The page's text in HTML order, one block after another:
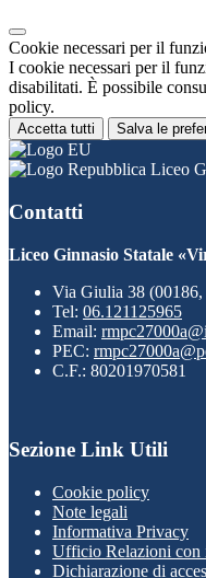
Cookie necessari per il
I cookie necessari per il
disabilitati. È possibile
policy.
Accetta tutti Salva le
Liceo
Contatti
Liceo Ginnasio Statale
Via Giulia 38 (00186,
Tel: 06.121125965
Email:
PEC:
C.F.: 80201970581
Sezione Link Utili
Cookie policy
Note legali
Informativa Privacy
Ufficio Relazioni con
Dichiarazione di